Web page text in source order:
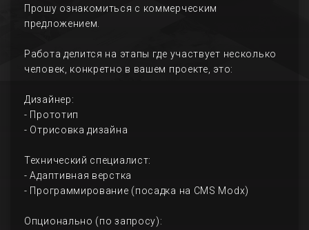
Прошу ознакомиться с коммерческим
предложением.
Работа делится на этапы где участвует несколько
человек, конкретно в вашем проекте, это:
Дизайнер:
- Прототип
- Отрисовка дизайна
Технический специалист:
- Адаптивная верстка
- Программирование (посадка на CMS Modx)
Опционально (по запросу):